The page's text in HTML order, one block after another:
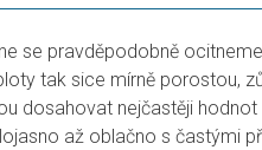
se pravděpodobně
tak sice mírně porostou,
dosahovat nejčastěji
až oblačno s častými